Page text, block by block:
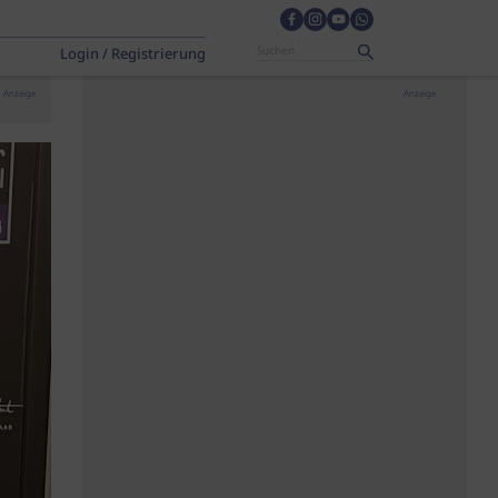
Login / Registrierung
Anzeige Anzeige